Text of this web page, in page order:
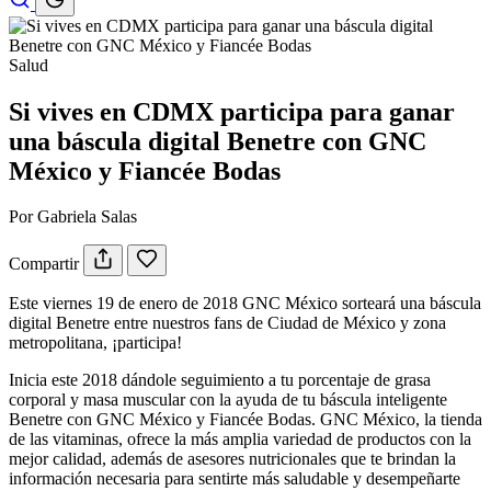
Salud
Si vives en CDMX participa para ganar
una báscula digital Benetre con GNC
México y Fiancée Bodas
Por Gabriela Salas
Compartir
Este viernes 19 de enero de 2018 GNC México sorteará una báscula
digital Benetre entre nuestros fans de Ciudad de México y zona
metropolitana, ¡participa!
Inicia este 2018 dándole seguimiento a tu porcentaje de grasa
corporal y masa muscular con la ayuda de tu báscula inteligente
Benetre con GNC México y Fiancée Bodas. GNC México, la tienda
de las vitaminas, ofrece la más amplia variedad de productos con la
mejor calidad, además de asesores nutricionales que te brindan la
información necesaria para sentirte más saludable y desempeñarte